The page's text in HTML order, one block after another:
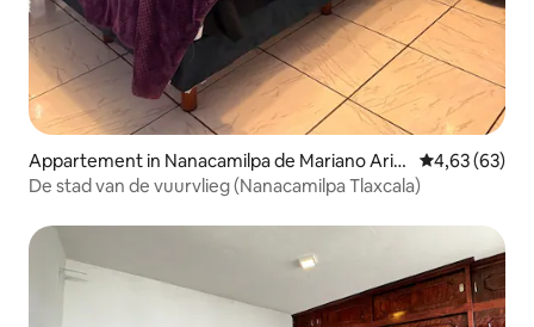
Appartement in Nanacamilpa de Mariano Arist
a
Gemiddelde
4,63 (63)
De stad van de vuurvlieg (Nanacamilpa Tlaxcala)